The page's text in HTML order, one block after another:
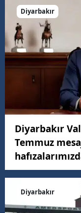
Diyarbakır
Diyarbakır
Temmuz
Diyarbakır